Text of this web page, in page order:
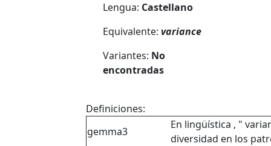
Lengua: Castellano
Equivalente: variance
Variantes: No
encontradas
Definiciones:
gemma3
En lingüística , "
diversidad en los